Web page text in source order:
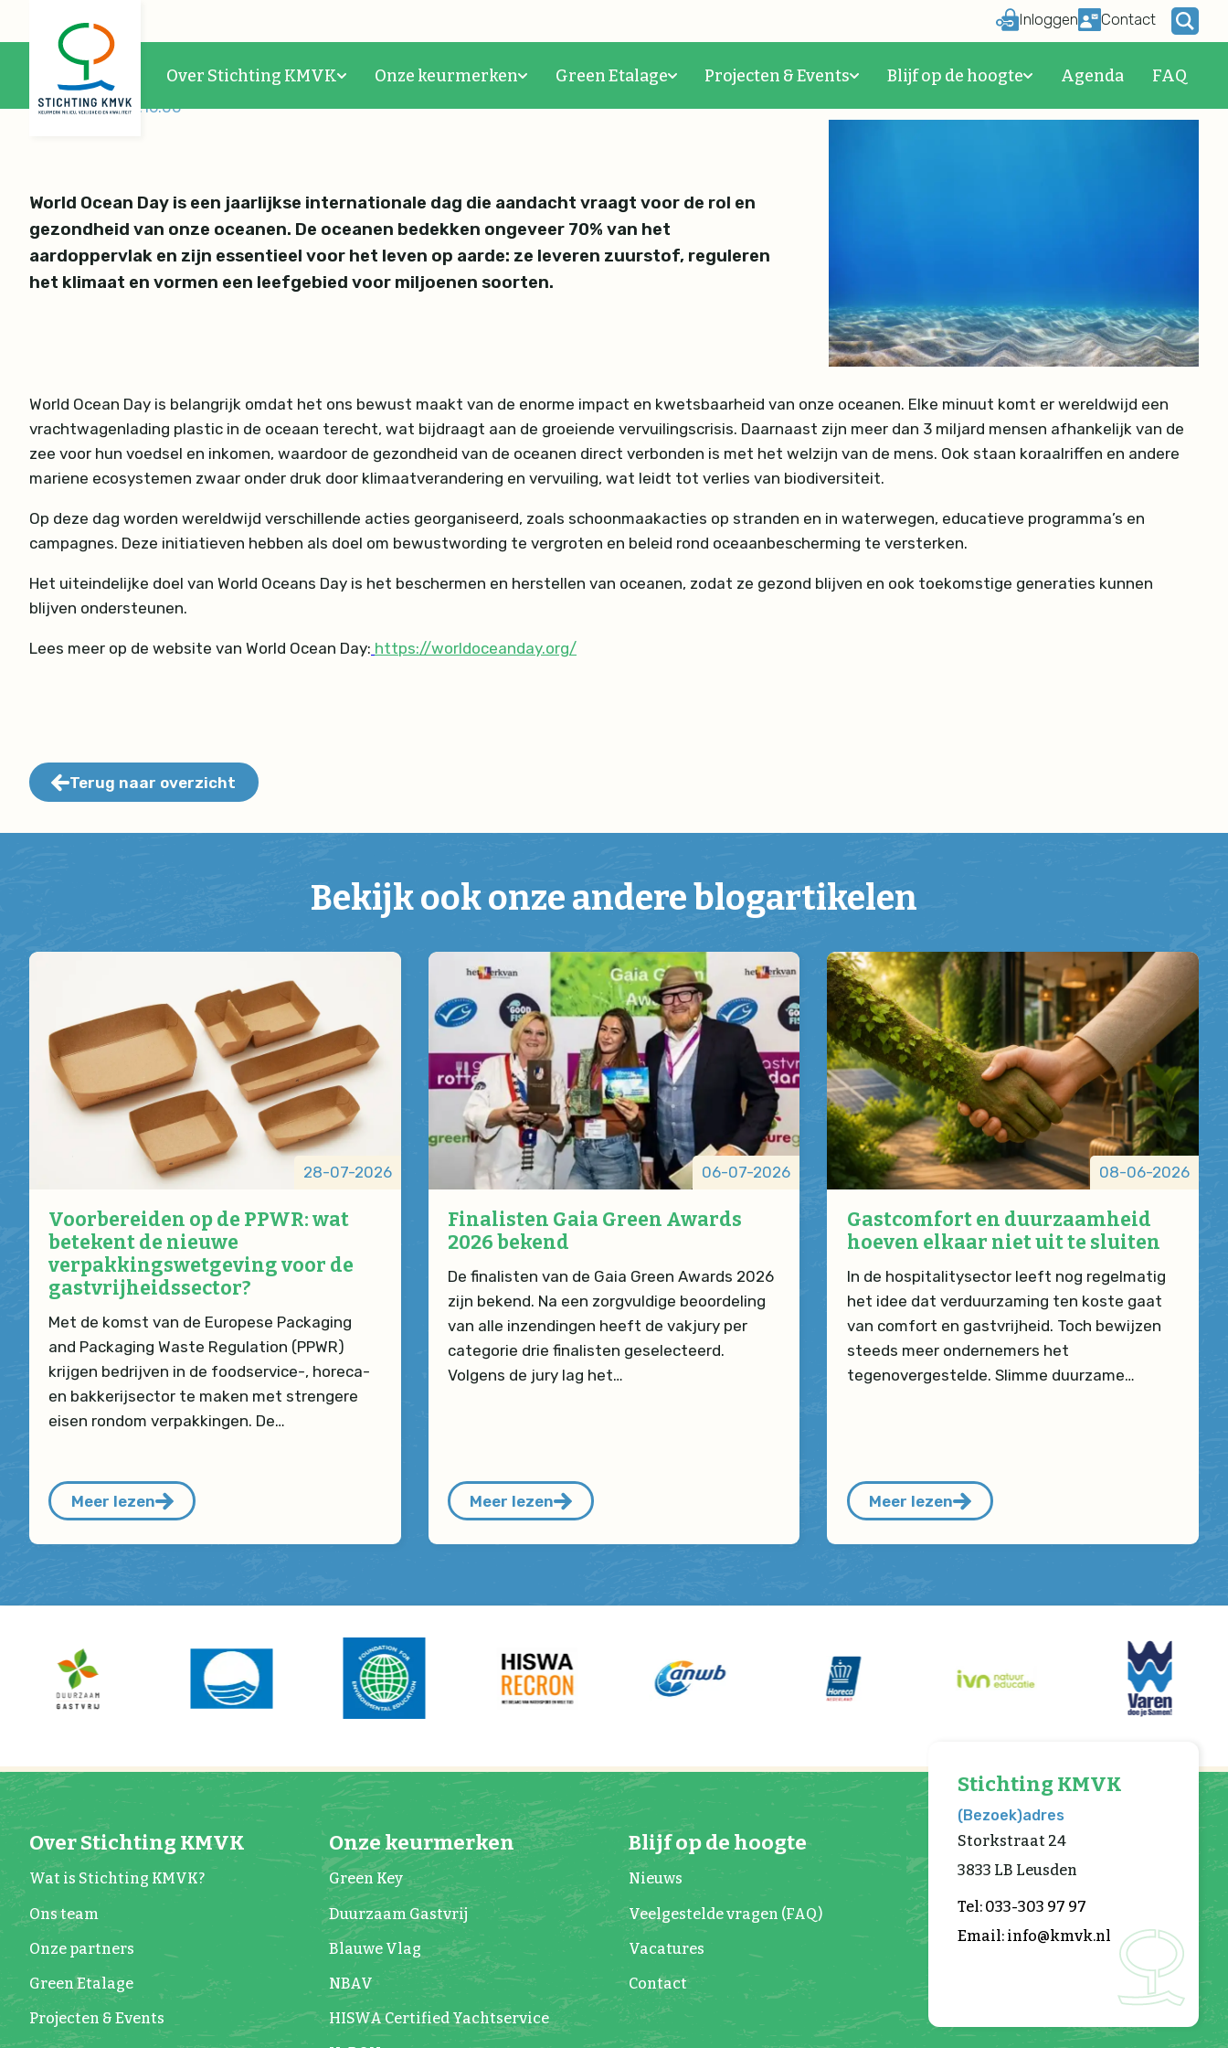
Inloggen Contact
Over Stichting KMVK Onze keurmerken Green Etalage Projecten & Events Blijf op de hoogte Agenda FAQ
8 juni - World Ocean Day
08-06-2026 14:16:00
World Ocean Day is een jaarlijkse internationale dag die aandacht vraagt voor de rol en
gezondheid van onze oceanen. De oceanen bedekken ongeveer 70% van het
aardoppervlak en zijn essentieel voor het leven op aarde: ze leveren zuurstof, reguleren
het klimaat en vormen een leefgebied voor miljoenen soorten.
World Ocean Day is belangrijk omdat het ons bewust maakt van de enorme impact en kwetsbaarheid van onze oceanen. Elke minuut komt er wereldwijd een
vrachtwagenlading plastic in de oceaan terecht, wat bijdraagt aan de groeiende vervuilingscrisis. Daarnaast zijn meer dan 3 miljard mensen afhankelijk van de
zee voor hun voedsel en inkomen, waardoor de gezondheid van de oceanen direct verbonden is met het welzijn van de mens. Ook staan koraalriffen en andere
mariene ecosystemen zwaar onder druk door klimaatverandering en vervuiling, wat leidt tot verlies van biodiversiteit.
Op deze dag worden wereldwijd verschillende acties georganiseerd, zoals schoonmaakacties op stranden en in waterwegen, educatieve programma’s en
campagnes. Deze initiatieven hebben als doel om bewustwording te vergroten en beleid rond oceaanbescherming te versterken.
Het uiteindelijke doel van World Oceans Day is het beschermen en herstellen van oceanen, zodat ze gezond blijven en ook toekomstige generaties kunnen
blijven ondersteunen.
Lees meer op de website van World Ocean Day: https://worldoceanday.org/
Terug naar overzicht
Bekijk ook onze andere blogartikelen
28-07-2026
Voorbereiden op de PPWR: wat
betekent de nieuwe
verpakkingswetgeving voor de
gastvrijheidssector?
Met de komst van de Europese Packaging
and Packaging Waste Regulation (PPWR)
krijgen bedrijven in de foodservice-, horeca-
en bakkerijsector te maken met strengere
eisen rondom verpakkingen. De…
Meer lezen
06-07-2026
Finalisten Gaia Green Awards
2026 bekend
De finalisten van de Gaia Green Awards 2026
zijn bekend. Na een zorgvuldige beoordeling
van alle inzendingen heeft de vakjury per
categorie drie finalisten geselecteerd.
Volgens de jury lag het…
Meer lezen
08-06-2026
Gastcomfort en duurzaamheid
hoeven elkaar niet uit te sluiten
In de hospitalitysector leeft nog regelmatig
het idee dat verduurzaming ten koste gaat
van comfort en gastvrijheid. Toch bewijzen
steeds meer ondernemers het
tegenovergestelde. Slimme duurzame…
Meer lezen
Over Stichting KMVK
Wat is Stichting KMVK?
Ons team
Onze partners
Green Etalage
Projecten & Events
Onze keurmerken
Green Key
Duurzaam Gastvrij
Blauwe Vlag
NBAV
HISWA Certified Yachtservice
Blijf op de hoogte
Nieuws
Veelgestelde vragen (FAQ)
Vacatures
Contact
Stichting KMVK
(Bezoek)adres
Storkstraat 24
3833 LB Leusden
Tel: 033-303 97 97
Email: info@kmvk.nl